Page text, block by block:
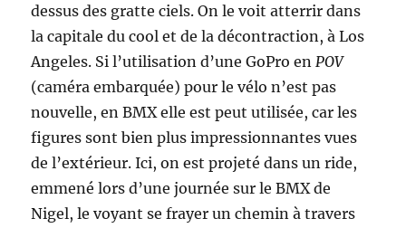
dessus des gratte ciels. On le voit atterrir dans
la capitale du cool et de la décontraction, à Los
Angeles. Si l’utilisation d’une GoPro en POV
(caméra embarquée) pour le vélo n’est pas
nouvelle, en BMX elle est peut utilisée, car les
figures sont bien plus impressionnantes vues
de l’extérieur. Ici, on est projeté dans un ride,
emmené lors d’une journée sur le BMX de
Nigel, le voyant se frayer un chemin à travers